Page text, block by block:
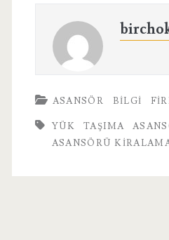
ASANSÖR BILGI
YÜK TAŞIMA
ASANSÖRÜ